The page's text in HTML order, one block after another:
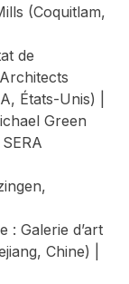
(Coquitlam,
de
États-Unis) |
Green
: Galerie d’art
Chine) |